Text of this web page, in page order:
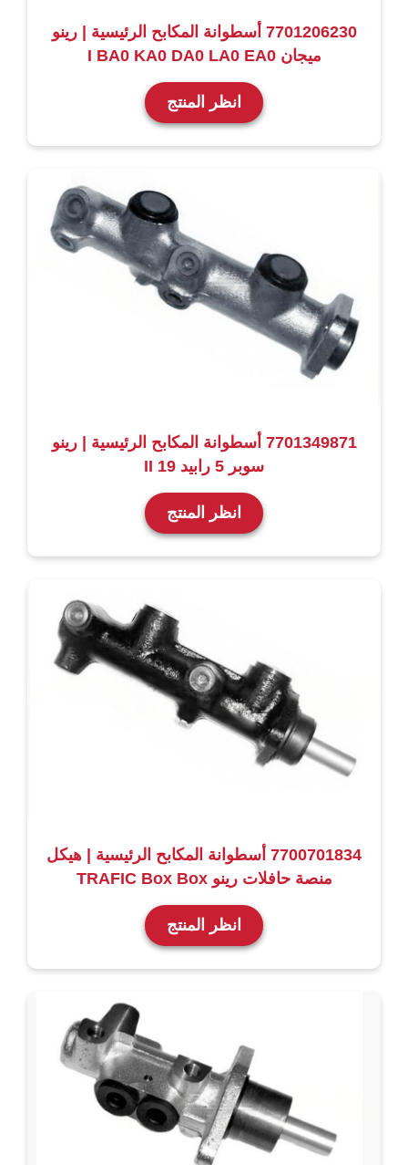
7701206230 أسطوانة المكابح الرئيسية | رينو
ميجان I BA0 KA0 DA0 LA0 EA0
انظر المنتج
7701349871 أسطوانة المكابح الرئيسية | رينو
سوبر 5 رابيد 19 II
انظر المنتج
7700701834 أسطوانة المكابح الرئيسية | هيكل
منصة حافلات رينو TRAFIC Box Box
انظر المنتج